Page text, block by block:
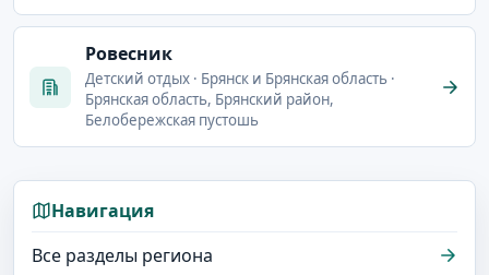
Ровесник
Детский отдых · Брянск и Брянская область ·
Брянская область, Брянский район,
Белобережская пустошь
Навигация
Все разделы региона